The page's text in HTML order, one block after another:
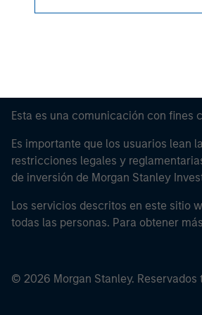
Esta es una comunicación con fines
Es importante que los usuarios lean
restricciones legales y
de inversión de Morgan Stanley
Los servicios descritos en este sitio
todas las personas. Para obtener
© 2026 Morgan Stanley. Reservados